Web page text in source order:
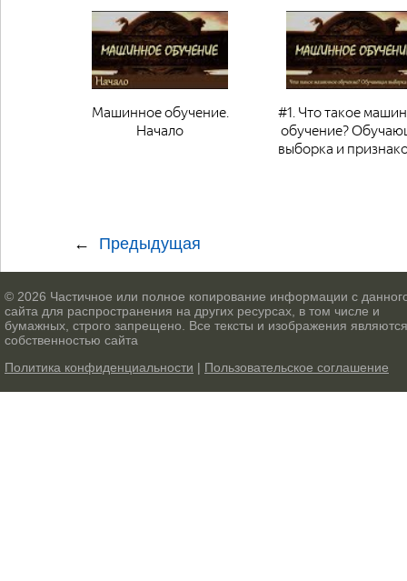
Машинное обучение.
Начало
#1. Что такое
обучение?
выборка и
Предыдущая
© 2026 Частичное или полное копирование информации с
сайта для распространения на других ресурсах, в том числе и
бумажных, строго запрещено. Все тексты и изображения являются
собственностью сайта
Политика конфиденциальности | Пользовательское соглашение